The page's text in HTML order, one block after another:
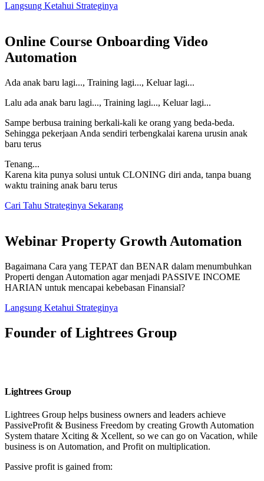
Langsung Ketahui Strateginya
Online Course Onboarding Video
Automation
Ada anak baru lagi..., Training lagi..., Keluar lagi...
Lalu ada anak baru lagi..., Training lagi..., Keluar lagi...
Sampe berbusa training berkali-kali ke orang yang beda-beda.
Sehingga pekerjaan Anda sendiri terbengkalai karena urusin anak
baru terus
Tenang...
Karena kita punya solusi untuk CLONING diri anda, tanpa buang
waktu training anak baru terus
Cari Tahu Strateginya Sekarang
Webinar Property Growth Automation
Bagaimana Cara yang TEPAT dan BENAR dalam menumbuhkan
Properti dengan Automation agar menjadi PASSIVE INCOME
HARIAN untuk mencapai kebebasan Finansial?
Langsung Ketahui Strateginya
Founder of Lightrees Group
Lightrees Group
Lightrees Group helps business owners and leaders achieve
PassiveProfit & Business Freedom by creating Growth Automation
System thatare Xciting & Xcellent, so we can go on Vacation, while
business is on Automation, and Profit on multiplication.
Passive profit is gained from: